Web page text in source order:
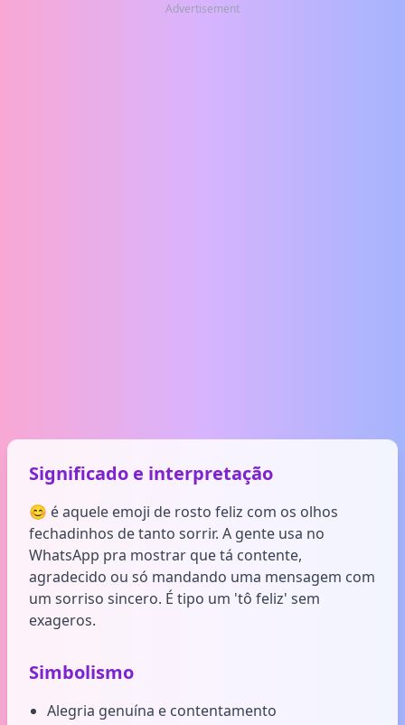
Advertisement
Significado e interpretação
😊 é aquele emoji de rosto feliz com os olhos
fechadinhos de tanto sorrir. A gente usa no
WhatsApp pra mostrar que tá contente,
agradecido ou só mandando uma mensagem com
um sorriso sincero. É tipo um 'tô feliz' sem
exageros.
Simbolismo
Alegria genuína e contentamento